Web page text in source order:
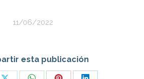
11/06/2022
esta publicación